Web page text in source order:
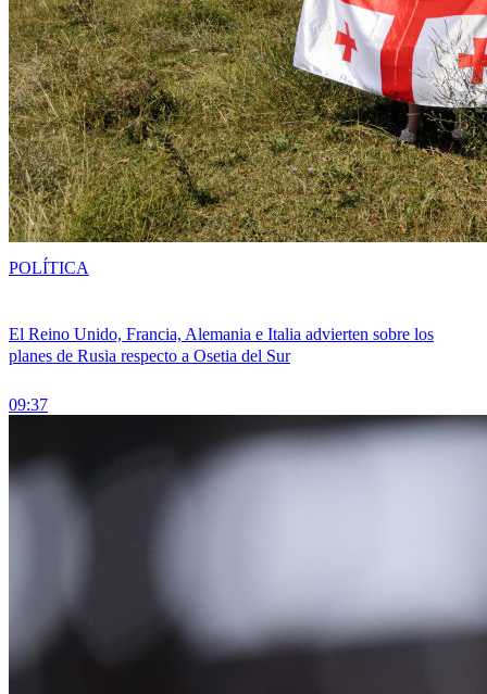
El Reino Unido, Francia, Alemania e Italia advierten sobre los
planes de Rusia respecto a Osetia del Sur
09:37
POLÍTICA